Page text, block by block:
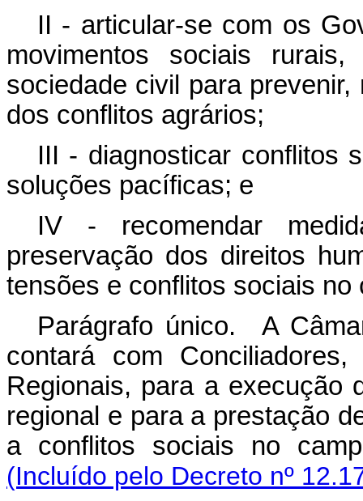
II - articular-se com os
movimentos sociais
sociedade civil para
dos conflitos agrários;
III - diagnosticar conflitos
soluções pacíficas; e
IV - recomendar
preservação dos direitos
tensões e conflitos sociais no
Parágrafo único. A
contará com
Regionais, para a execução
regional e para a prestação
a conflitos sociais no
(Incluído pelo Decreto nº